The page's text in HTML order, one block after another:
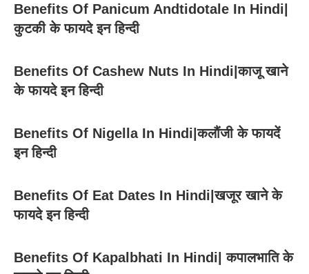
Benefits Of Panicum Andtidotale In Hindi|
कुटकी के फायदे इन हिन्दी
Benefits Of Cashew Nuts In Hindi|काजू खाने
के फायदे इन हिन्दी
Benefits Of Nigella In Hindi|कलौंजी के फायदें
इन हिन्दी
Benefits Of Eat Dates In Hindi|खजूर खाने के
फायदे इन हिन्दी
Benefits Of Kapalbhati In Hindi| कपालभाति के